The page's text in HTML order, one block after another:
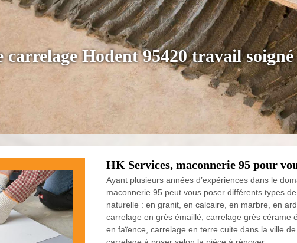
carrelage Hodent 95420 travail soigné
HK Services, maconnerie 95 pour
Ayant plusieurs années d’expériences dans le
maconnerie 95 peut vous poser différents types
naturelle : en granit, en calcaire, en marbre, en
carrelage en grès émaillé, carrelage grès cérame
en faïence, carrelage en terre cuite dans la ville